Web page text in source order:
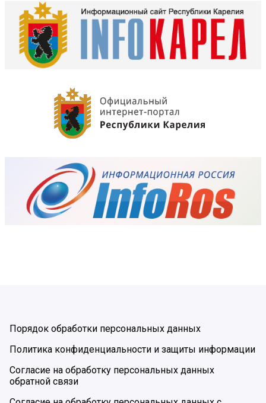
Порядок обработки персональных данных
Политика конфиденциальности и защиты информации
Согласие на обработку персональных данных
обратной связи